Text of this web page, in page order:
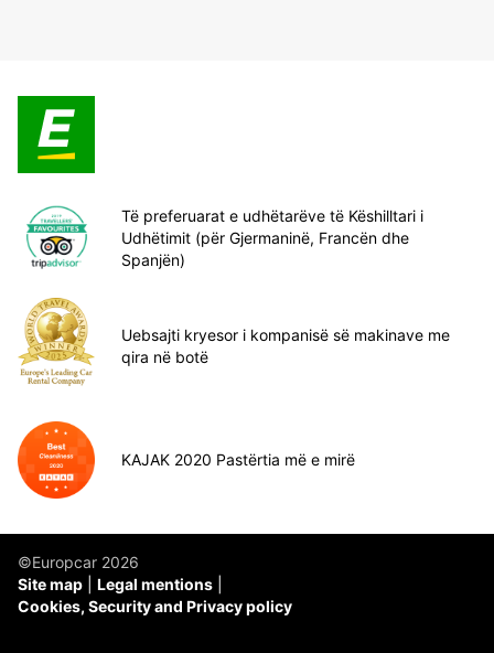
Të preferuarat e udhëtarëve të Këshilltari i
Udhëtimit (për Gjermaninë, Francën dhe
Spanjën)
Uebsajti kryesor i kompanisë së makinave me
qira në botë
KAJAK 2020 Pastërtia më e mirë
©Europcar 2026
Site map
Legal mentions
Cookies, Security and Privacy policy